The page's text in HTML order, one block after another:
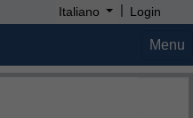
Italiano | Login
Menu